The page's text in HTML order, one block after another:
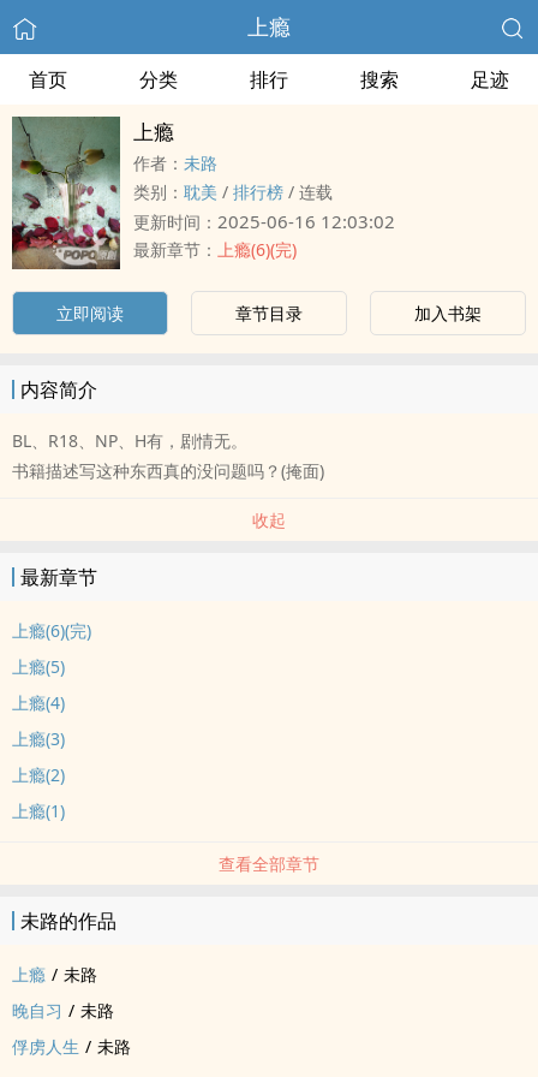
上瘾
首页 分类 排行 搜索 足迹
上瘾
作者： 未路
类别： ‎‌‍耽‌‎‎美‎‌ / 排行榜 / 连载
更新时间： 2025-06-16 12:03:02
最新章节： 上瘾(6)(完)
立即阅读 章节目录 加入书架
内容简介
BL、R18、NP、H有，剧情无。
书籍描述写这种东西真的没问题吗？(掩面)
收起
最新章节
上瘾(6)(完)
上瘾(5)
上瘾(4)
上瘾(3)
上瘾(2)
上瘾(1)
查看全部章节
未路的作品
上瘾 / 未路
晚自习 / 未路
俘虏人生 / 未路